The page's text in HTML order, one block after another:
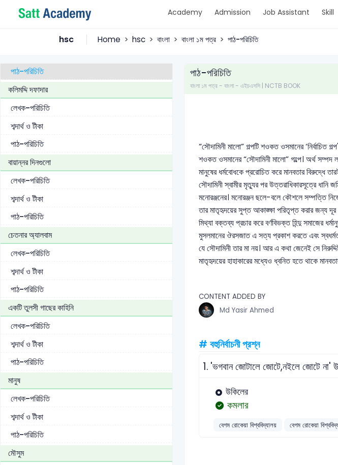
Academy Admission Job Assistant Skill
hsc Home hsc বাংলা বাংলা ১ম পত্র পাঠ-পরিচিতি
সৌদামিনী মালো
পাঠ-পরিচিতি
কলিমদ্দি দফাদার
লেখক-পরিচিতি
শব্দার্থ ও টীকা
পাঠ-পরিচিতি
বায়ান্নর দিনগুলো
লেখক-পরিচিতি
শব্দার্থ ও টীকা
পাঠ-পরিচিতি
চেতনার অ্যালবাম
লেখক-পরিচিতি
শব্দার্থ ও টীকা
পাঠ-পরিচিতি
একটি তুলসী গাছের কাহিনি
লেখক-পরিচিতি
শব্দার্থ ও টীকা
পাঠ-পরিচিতি
মানুষ
লেখক-পরিচিতি
শব্দার্থ ও টীকা
পাঠ-পরিচিতি
মৌসুম
পাঠ-পরিচিতি
বাংলা ১ম পত্র - বাংলা - এইচএসসি | NCTB BOOK
“সৌদামিনী মালো” গল্পটি শওকত ওসমানের
শওকত ওসমানের “সৌদামিনী মালো” গল্পে। অর্থ সম্পদ
মানুষের ধর্মবোধকে প্ররোচিত করে মানবতার বিরুদ্ধে
সৌদামিনী স্বামীর মৃত্যুর পর উত্তরাধিকারসূত্রে
মনোরঞ্জনের। মনোরঞ্জন ছলে-বলে কৌশলে সম্পত্তি
তার মাতৃহৃদয়ের সুপ্ত আকাঙ্ক্ষা পরিতৃপ্ত করার জন্য
মিথ্যা বক্তব্য প্রচার করে বর্ণবিভক্ত হিন্দু সমাজের
মুসলমানের ঔরসজাত এ সত্য প্রকাশ করতে এবং
যে সৌদামিনী তার মা নয়। আর এ কথা জেনেই সে
মাতৃহৃদয়ের হাহাকারের মধ্যেও ধ্বনিত হতে থাকে
CONTENT ADDED BY
Md Yasir Ahmed
# বহুনির্বাচনী প্রশ্ন
1. 'ভগবান জোটালে জোটে,নইলে জোটে না'
উকিলের
কমলার
বেগম রোকেয়া বিশ্ববিদ্যালয় বেগম রোকেয়া